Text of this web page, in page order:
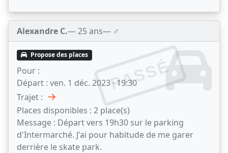
Alexandre C.— 25 ans— ♂️
PASSÉ
Propose des places
Pour :
Départ : ven. 1 déc. 2023 · 19:30
Trajet : →
Places disponibles : 2 place(s)
Message : Départ vers 19h30 sur le parking
d'Intermarché. J'ai pour habitude de me garer
derrière le skate park.